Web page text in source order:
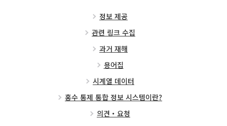
정보 제공
관련 링크 수집
과거 재해
용어집
시계열 데이터
홍수 통제 통합 정보 시스템이란?
의견・요청